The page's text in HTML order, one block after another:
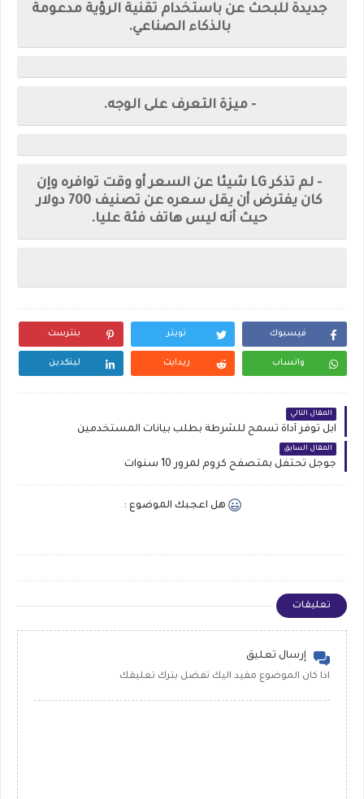
جديدة للبحث عن باستخدام تقنية الرؤية مدعومة
بالذكاء الصناعي.
- ميزة التعرف على الوجه.
- لم تذكر LG شيئا عن السعر أو وقت توافره وإن
كان يفترض أن يقل سعره عن تصنيف 700 دولار
حيث أنه ليس هاتف فئة عليا.
فيسبوك تويتر بنترست
واتساب ريدايت لينكدين
المقال التالي
آبل توفر أداة تسمح للشرطة بطلب بيانات المستخدمين
المقال السابق
جوجل تحتفل بمتصفح كروم لمرور 10 سنوات
هل اعجبك الموضوع :
تعليقات
إرسال تعليق
اذا كان الموضوع مفيد اليك تفضل بترك تعليقك